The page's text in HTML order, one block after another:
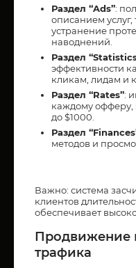
Раздел “Ads”:
описанием
устранение
наводнений.
Раздел
эффективности
кликам, лидам и
Раздел “Rates”:
каждому офферу,
до $1000.
Раздел
методов и
Важно: система
клиентов
обеспечивает
Продвижение
трафика